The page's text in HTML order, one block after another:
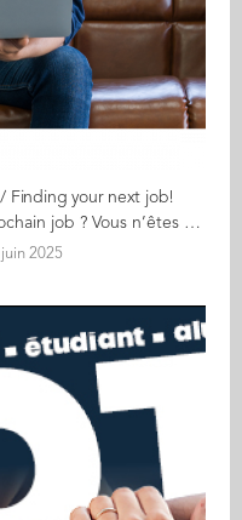
Finding your next job!
Vous souhaitez décrocher votre prochain job ? Vous n’êtes pas seul, Audencia vous accompagne ! Audencia vous propose des ateliers en présentiel et en ligne animés par nos experts pour vous guider. Un moment d’échange, de conseils concrets et de soutien entre pairs pour vous aider à clarifier votre projet, mieux comprendre les attentes des recruteurs et gagner en confiance dans vos démarches. 🎯 Ces ateliers sont gratuits et réservés aux diplômés Audencia depuis moins de 2 ans. You are a young graduate (less than 2 years) Audencia and looking for a new job ? You are not alone in your search ! 🤝Audencia offers you the help from career experts to help you A moment of shares, concrete advice and peer-to-peer support ✅The objective : help you clarifying your project, get a better understanding of the expectations from the recruiters and boost your self-confidence 🎯 Those workshops are free and dedicated to Audencia Alumni who graduated less than 2 years ago Les ateliers / workshops : Atelier en français et présentiel : 7 juillet - Nantes : https://together.audencia.com/public/events/event/2082 7 juillet - Paris : https://together.audencia.com/public/events/event/2081 1 septembre - Nantes : https://together.audencia.com/public/events/event/2157 1 septembre - Paris : https://together.audencia.com/public/events/event/2158 6 octobre - Nantes : https://together.audencia.com/public/events/event/2160 6 octobre - Paris : https://together.audencia.com/public/events/event/2159 3 novembre - Nantes : https://together.audencia.com/public/events/event/2161 3 novembre - Paris : https://together.audencia.com/public/events/event/2162 1 décembre - Nantes : https://together.audencia.com/public/events/event/2164 1 décembre - Paris : https://together.audencia.com/public/events/event/2163 Atelier en français et distanciel : 26 Juin : https://together.audencia.com/public/events/event/2126 18 Juillet : https://together.audencia.com/public/events/event/2167 19 Septembre : https://together.audencia.com/public/events/event/2168 Remote coaching in english : 10 June : https://together.audencia.com/public/events/event/2125 17 July : https://together.audencia.com/public/events/event/2165 18 September : https://together.audencia.com/public/events/event/2166
juin 2025